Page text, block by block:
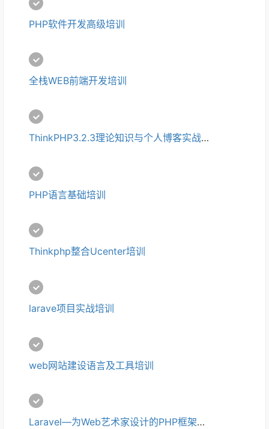
PHP软件开发高级培训
全栈WEB前端开发培训
ThinkPHP3.2.3理论知识与个人博客实战开发培训
PHP语言基础培训
Thinkphp整合Ucenter培训
larave项目实战培训
web网站建设语言及工具培训
Laravel—为Web艺术家设计的PHP框架培训